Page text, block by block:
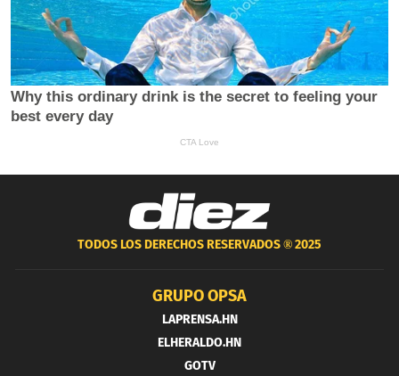
TODOS LOS DERECHOS RESERVADOS ®2025
GRUPO OPSA
LAPRENSA.HN
ELHERALDO.HN
GOTV